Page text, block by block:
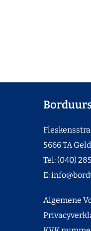
5666 TA
Tel: (040)
E:
Algemene